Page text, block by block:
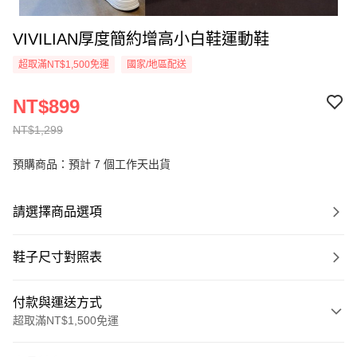
VIVILIAN厚度簡約增高小白鞋運動鞋
超取滿NT$1,500免運 國家/地區配送
NT$1,299
NT$899
預購商品：預計 7 個工作天出貨
請選擇商品選項
鞋子尺寸對照表
付款與運送方式
超取滿NT$1,500免運